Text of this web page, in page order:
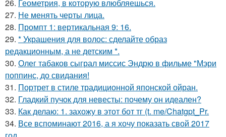
26. Геометрия, в которую влюбляешься.
27. Не менять черты лица.
28. Промпт 1: вертикальная 9: 16.
29. * Украшения для волос: сделайте образ
редакционным, а не детским *.
30. Олег табаков сыграл миссис Эндрю в фильме "Мэри
поппинс, до свидания!
31. Портрет в стиле традиционной японской ойран.
32. Гладкий пучок для невесты: почему он идеален?
33. Как делаю: 1. захожу в этот бот тг (t. me/Chatgpt_Pr.
34. Все вспоминают 2016, а я хочу показать свой 2017